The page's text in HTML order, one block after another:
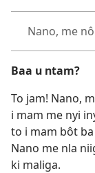
Nano, me
Baa u ntam?
To jam! Nano,
i mam me nyi
to i mam bôt
Nano me nla
ki maliga.